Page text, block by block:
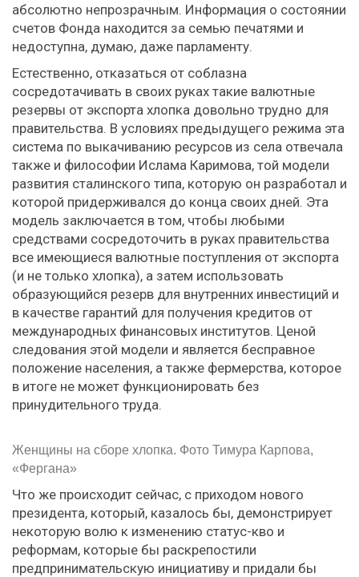
абсолютно непрозрачным. Информация о состоянии
счетов Фонда находится за семью печатями и
недоступна, думаю, даже парламенту.
Естественно, отказаться от соблазна
сосредотачивать в своих руках такие валютные
резервы от экспорта хлопка довольно трудно для
правительства. В условиях предыдущего режима эта
система по выкачиванию ресурсов из села отвечала
также и философии Ислама Каримова, той модели
развития сталинского типа, которую он разработал и
которой придерживался до конца своих дней. Эта
модель заключается в том, чтобы любыми
средствами сосредоточить в руках правительства
все имеющиеся валютные поступления от экспорта
(и не только хлопка), а затем использовать
образующийся резерв для внутренних инвестиций и
в качестве гарантий для получения кредитов от
международных финансовых институтов. Ценой
следования этой модели и является бесправное
положение населения, а также фермерства, которое
в итоге не может функционировать без
принудительного труда.
Женщины на сборе хлопка. Фото Тимура Карпова,
«Фергана»
Что же происходит сейчас, с приходом нового
президента, который, казалось бы, демонстрирует
некоторую волю к изменению статус-кво и
реформам, которые бы раскрепостили
предпринимательскую инициативу и придали бы